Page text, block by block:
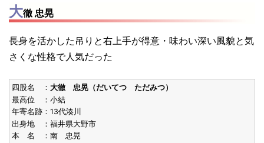
大徹 忠晃
長身を活かした吊りと右上手が得意・味わい深い風貌と気
さくな性格で人気だった
四股名 ：大徹 忠晃（だいてつ ただみつ）
最高位 ：小結
年寄名跡：13代湊川
出身地 ：福井県大野市
本 名 ：南 忠晃